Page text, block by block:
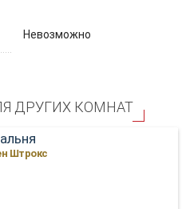
Невозможно
ДРУГИХ КОМНАТ
Штрокс